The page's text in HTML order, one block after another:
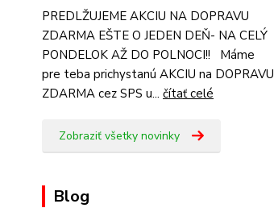
PREDLŽUJEME AKCIU NA DOPRAVU
ZDARMA EŠTE O JEDEN DEŇ- NA CELÝ
PONDELOK AŽ DO POLNOCI!! Máme
pre teba prichystanú AKCIU na DOPRAVU
ZDARMA cez SPS u... čítať celé
Zobraziť všetky novinky
Blog